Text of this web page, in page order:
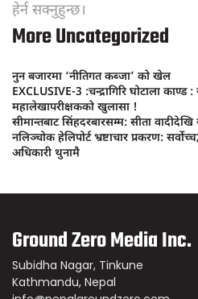
हेर्न सक्नुहुन्छ।
More Uncategorized
नुन बजारमा ‘नीतिगत कब्जा’ को खेल
EXCLUSIVE-3 :चन्द्रागिरि घोटाला
महालेखापरीक्षकको खुलासा !
सीमान्तबाट सिंहदरबारसम्म: सीता
नलिञ्चोक हेलिपोर्ट भ्रष्टाचार प्रकरण:
अधिकारी थुनामै
Ground Zero Media Inc.
Subidha Nagar, Tinkune
Kathmandu, Nepal